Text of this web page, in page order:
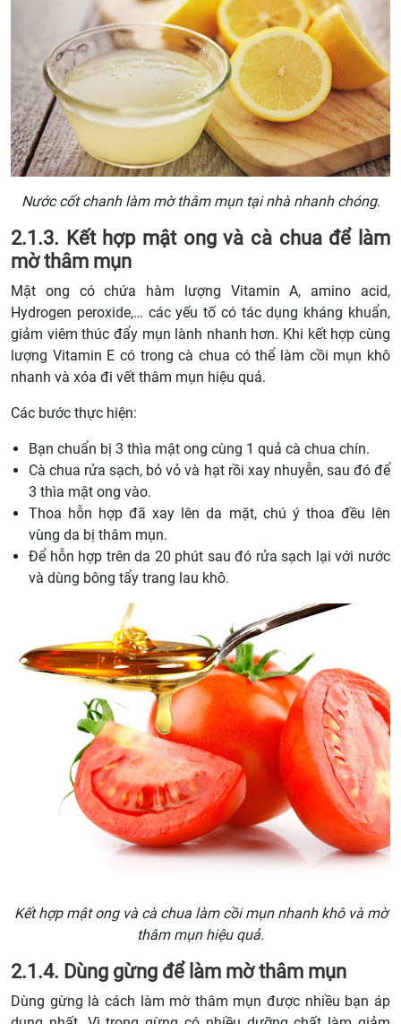
Nước cốt chanh làm mờ thâm mụn tại nhà nhanh chóng.
2.1.3. Kết hợp mật ong và cà chua để làm
mờ thâm mụn
Mật ong có chứa hàm lượng Vitamin A, amino acid,
Hydrogen peroxide,… các yếu tố có tác dụng kháng khuẩn,
giảm viêm thúc đẩy mụn lành nhanh hơn. Khi kết hợp cùng
lượng Vitamin E có trong cà chua có thể làm cồi mụn khô
nhanh và xóa đi vết thâm mụn hiệu quả.
Các bước thực hiện:
Bạn chuẩn bị 3 thìa mật ong cùng 1 quả cà chua chín.
Cà chua rửa sạch, bỏ vỏ và hạt rồi xay nhuyễn, sau đó để
3 thìa mật ong vào.
Thoa hỗn hợp đã xay lên da mặt, chú ý thoa đều lên
vùng da bị thâm mụn.
Để hỗn hợp trên da 20 phút sau đó rửa sạch lại với nước
và dùng bông tẩy trang lau khô.
Kết hợp mật ong và cà chua làm cồi mụn nhanh khô và mờ
thâm mụn hiệu quả.
2.1.4. Dùng gừng để làm mờ thâm mụn
Dùng gừng là cách làm mờ thâm mụn được nhiều bạn áp